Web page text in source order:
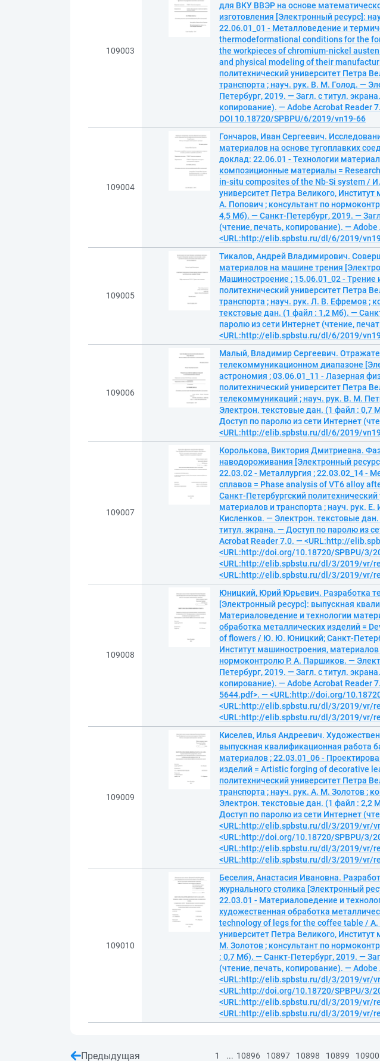
109003
для ВКУ ВВЭР на основе
изготовления [Электронный ресурс]:
22.06.01_01 - Металловедение и
thermodeformational conditions for the
the workpieces of chromium-nickel
and physical modeling of their
политехнический университет Петра
транспорта ; науч. рук. В. М. Голод. —
Петербург, 2019. — Загл. с титул.
копирование). — Adobe Acrobat
DOI 10.18720/SPBPU/6/2019/vn19-66
109004
Гончаров, Иван Сергеевич.
материалов на основе тугоплавких
доклад: 22.06.01 - Технологии
композиционные материалы =
in-situ composites of the Nb-Si system /
университет Петра Великого,
А. Попович ; консультант по
4,5 Мб). — Санкт-Петербург, 2019. —
(чтение, печать, копирование). —
<URL:http://elib.spbstu.ru/dl/6/2019/
109005
Тикалов, Андрей Владимирович.
материалов на машине трения
Машиностроение ; 15.06.01_02 -
политехнический университет Петра
транспорта ; науч. рук. Л. В. Ефремов ;
текстовые дан. (1 файл : 1,2 Мб). —
паролю из сети Интернет (чтение,
<URL:http://elib.spbstu.ru/dl/6/2019/
109006
Малый, Владимир Сергеевич.
телекоммуникационном диапазоне
астрономия ; 03.06.01_11 - Лазерная
политехнический университет Петра
телекоммуникаций ; науч. рук. В. М.
Электрон. текстовые дан. (1 файл : 0,7
Доступ по паролю из сети Интернет
<URL:http://elib.spbstu.ru/dl/6/2019/
109007
Королькова, Виктория Дмитриевна.
наводороживания [Электронный
22.03.02 - Металлургия ; 22.03.02_14 -
сплавов = Phase analysis of VT6 alloy
Санкт-Петербургский
материалов и транспорта ; науч. рук.
Кисленков. — Электрон. текстовые
титул. экрана. — Доступ по паролю из
Acrobat Reader 7.0. — <URL:http://
<URL:http://doi.org/10.18720/SPBPU/3/
<URL:http://elib.spbstu.ru/dl/3/2019/vr/
<URL:http://elib.spbstu.ru/dl/3/2019/vr/
109008
Юницкий, Юрий Юрьевич. Разработка
[Электронный ресурс]: выпускная
Материаловедение и технологии
обработка металлических изделий =
of flowers / Ю. Ю. Юницкий; Санкт-
Институт машиностроения, материалов
нормоконтролю Р. А. Паршиков. —
Петербург, 2019. — Загл. с титул.
копирование). — Adobe Acrobat
5644.pdf>. — <URL:http://doi.org/
<URL:http://elib.spbstu.ru/dl/3/2019/vr/
<URL:http://elib.spbstu.ru/dl/3/2019/vr/
109009
Киселев, Илья Андреевич.
выпускная квалификационная работа
материалов ; 22.03.01_06 -
изделий = Artistic forging of decorative
политехнический университет Петра
транспорта ; науч. рук. А. М. Золотов ;
Электрон. текстовые дан. (1 файл : 2,2
Доступ по паролю из сети Интернет
<URL:http://elib.spbstu.ru/dl/3/2019/vr/
<URL:http://doi.org/10.18720/SPBPU/3/
<URL:http://elib.spbstu.ru/dl/3/2019/vr/
<URL:http://elib.spbstu.ru/dl/3/2019/vr/
109010
Беселия, Анастасия Ивановна.
журнального столика [Электронный
22.03.01 - Материаловедение и
художественная обработка
technology of legs for the coffee table / А.
университет Петра Великого,
М. Золотов ; консультант по
: 0,7 Мб). — Санкт-Петербург, 2019. —
(чтение, печать, копирование). —
<URL:http://elib.spbstu.ru/dl/3/2019/vr/
<URL:http://doi.org/10.18720/SPBPU/3/
<URL:http://elib.spbstu.ru/dl/3/2019/vr/
<URL:http://elib.spbstu.ru/dl/3/2019/vr/
Предыдущая 1 ... 10896 10897 10898 10899 10900